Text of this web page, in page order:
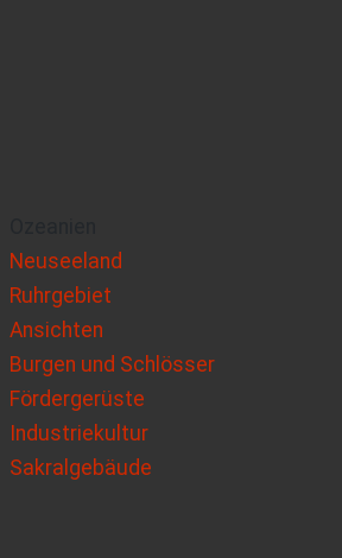
Neuseeland
Ruhrgebiet
Ansichten
Burgen und Schlösser
Fördergerüste
Industriekultur
Sakralgebäude